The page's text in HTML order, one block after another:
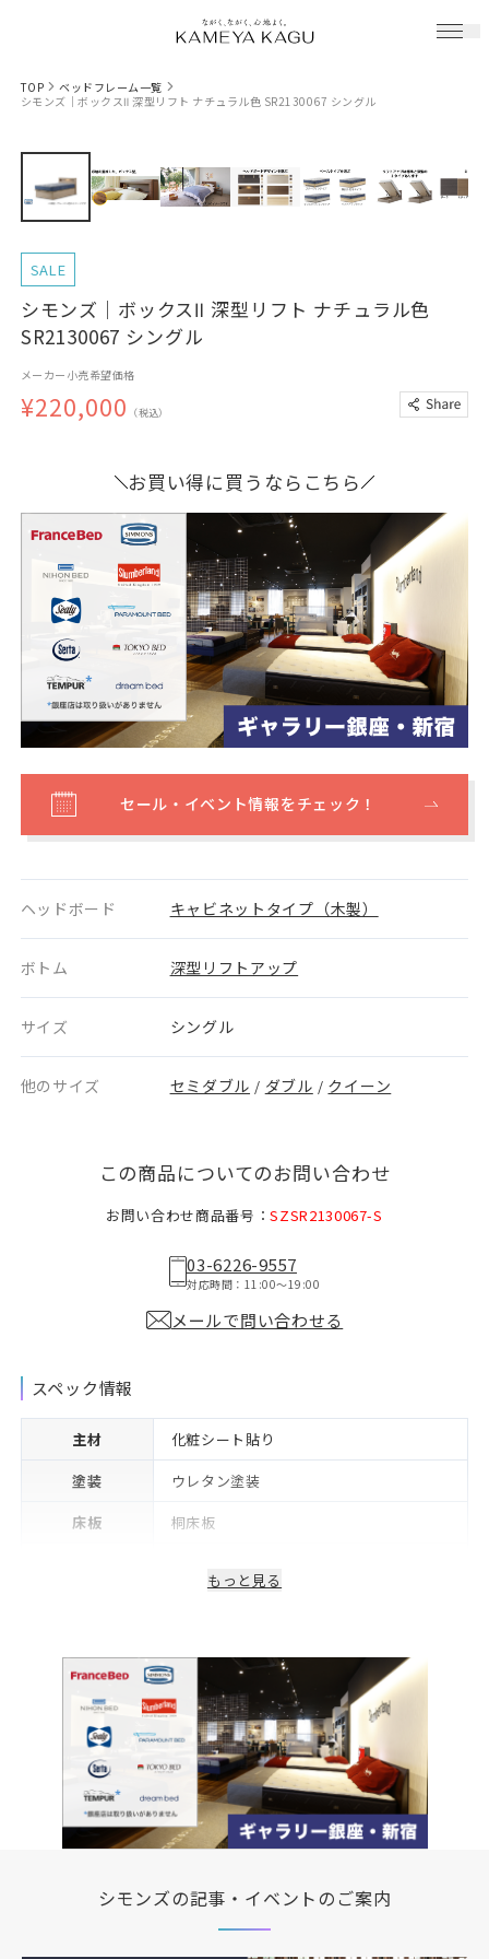
TOP
ベッドフレーム一覧
シモンズ｜ボックスⅡ 深型リフト ナチュラル色 SR2130067 シングル
SALE
シモンズ｜ボックスⅡ 深型リフト ナチュラル色
SR2130067 シングル
メーカー小売希望価格
¥220,000 （税込）
お買い得に買うならこちら
セール・イベント情報をチェック！
ヘッドボード キャビネットタイプ（木製）
ボトム 深型リフトアップ
サイズ シングル
他のサイズ セミダブル / ダブル / クイーン
この商品についてのお問い合わせ
お問い合わせ商品番号：SZSR2130067-S
03-6226-9557
対応時間：11:00〜19:00
メールで問い合わせる
スペック情報
主材
化粧シート貼り
塗装
ウレタン塗装
床板
桐床板
もっと見る
シモンズの記事・イベントのご案内